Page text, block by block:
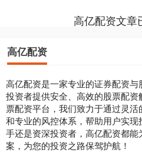
高亿配资文章
高亿配资
高亿配资是一家专业的证券配资
投资者提供安全、高效的股票配
票配资平台，我们致力于通过灵
和专业的风控体系，帮助用户实
手还是资深投资者，高亿配资都
案，为您的投资之路保驾护航！